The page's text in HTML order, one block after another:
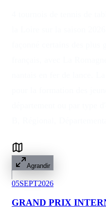
Agrandir
05SEPT2026
GRAND PRIX